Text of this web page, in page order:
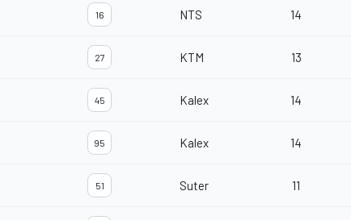
16 NTS 14
27 KTM 13
45 Kalex 14
95 Kalex 14
51 Suter 11